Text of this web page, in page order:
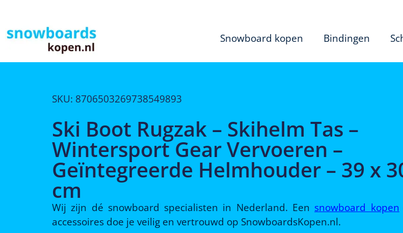
Snowboard kopen Bindingen
SKU: 8706503269738549893
Ski Boot Rugzak – Skihelm Tas –
Wintersport Gear Vervoeren –
Geïntegreerde Helmhouder – 39 x
cm
Wij zijn dé snowboard specialisten in Nederland. Een snowboard kopen
accessoires doe je veilig en vertrouwd op SnowboardsKopen.nl.